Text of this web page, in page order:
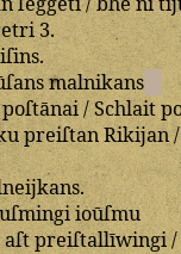
3.
.
malnikans
poſtānai/Schlait
preiſtan Rikijan/
.
ioūſmu
aſtpreiſtallīwingi/